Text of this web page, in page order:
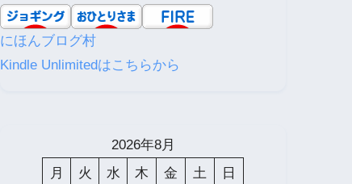
にほんブログ村
Kindle Unlimitedはこちらから
2026年8月
月
火 水 木 金 土 日